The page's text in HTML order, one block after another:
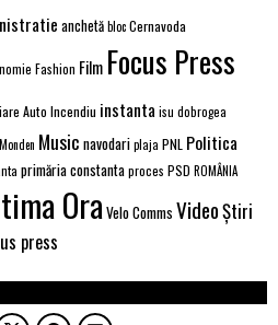
anchetăblocCernavoda
Fashion Film Focus Press
Auto Incendiu instanta isu dobrogea
Monden Music navodariplaja PNL Politica
primăria constantaproces PSD ROMÂNIA
Ora Velo Comms VideoȘtiri
press